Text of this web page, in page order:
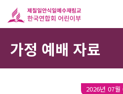
가정 예배 자료
2026년 07월